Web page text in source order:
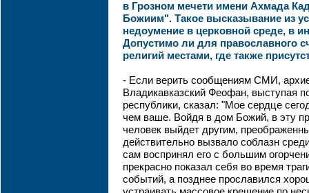
в Грозном мечети имени Ахмада
Божиим". Такое высказывание из
недоумение в церковной среде, в
Допустимо ли для православного
религий местами, где также
- Если верить сообщениям СМИ,
Владикавказский Феофан, выступая
республики, сказал: "Мое сердце
чем ваше. Войдя в дом Божий, в эту
человек выйдет другим,
действительно вызвало соблазн
сам воспринял его с большим
прекрасно показал себя во время
событий, а позднее прославился